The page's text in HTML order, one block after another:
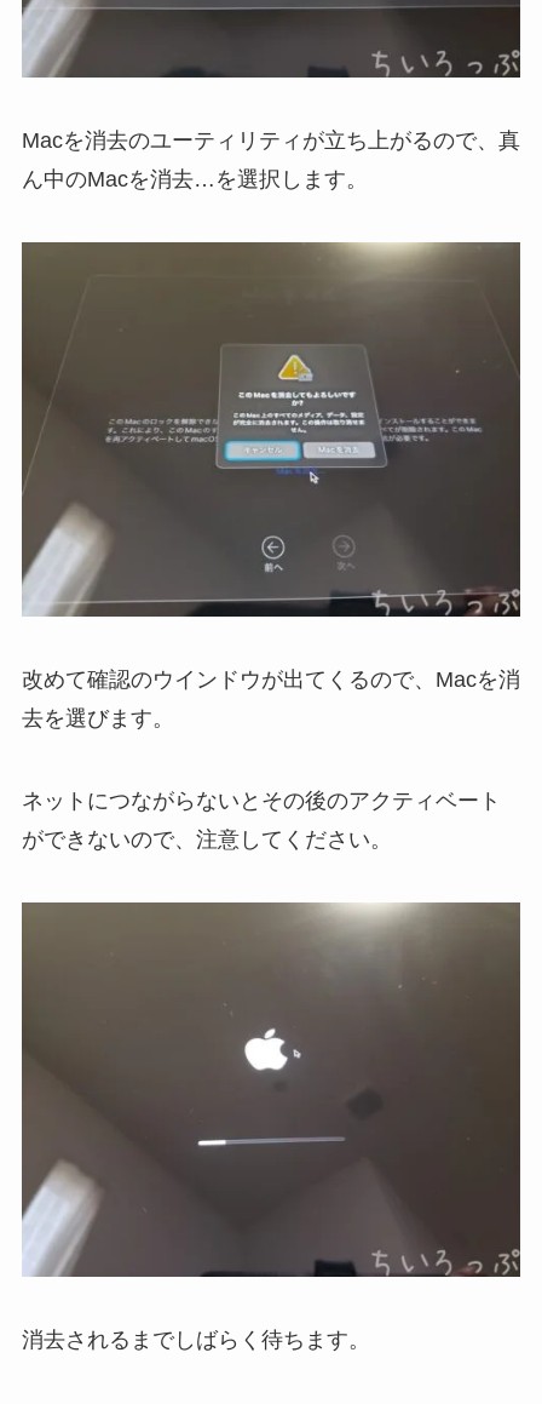
Macを消去のユーティリティが立ち上がるので、真
ん中のMacを消去…を選択します。
改めて確認のウインドウが出てくるので、Macを消
去を選びます。
ネットにつながらないとその後のアクティベート
ができないので、注意してください。
消去されるまでしばらく待ちます。